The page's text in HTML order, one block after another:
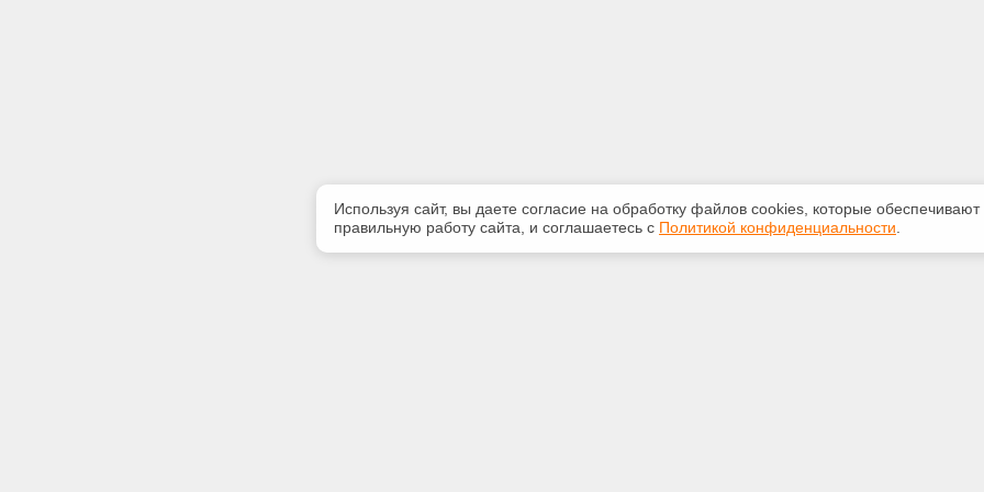
Используя сайт, вы даете согласие на обработку файлов сооkiеs, которые обеспечивают
правильную работу сайта, и соглашаетесь с Политикой конфиденциальности